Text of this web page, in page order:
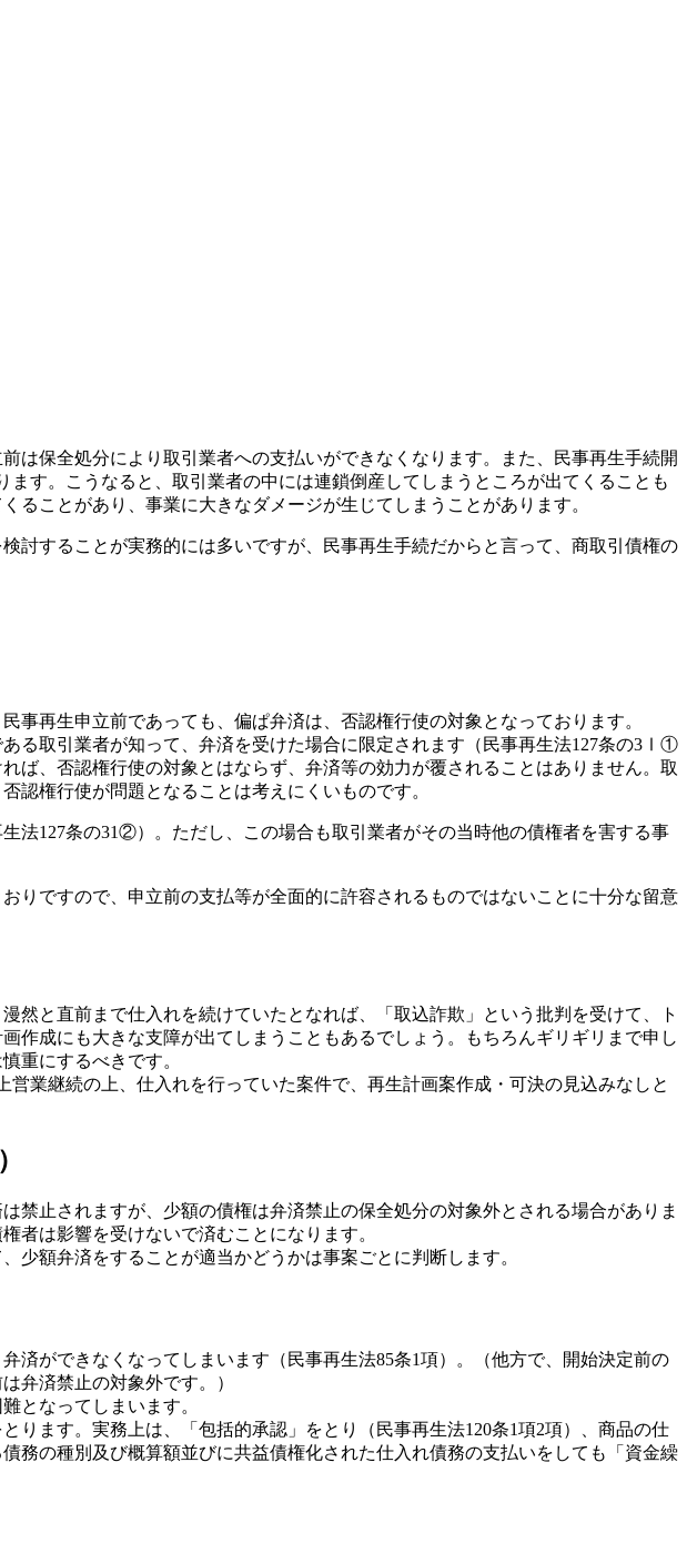
は保全処分により取引業者への支払いができなくなります。また、民事再生手続開
す。こうなると、取引業者の中には連鎖倒産してしまうところが出てくることも
ことがあり、事業に大きなダメージが生じてしまうことがあります。
討することが実務的には多いですが、民事再生手続だからと言って、商取引債権の
再生申立前であっても、偏ぱ弁済は、否認権行使の対象となっております。
る取引業者が知って、弁済を受けた場合に限定されます（民事再生法127条の3Ⅰ①
ば、否認権行使の対象とはならず、弁済等の効力が覆されることはありません。取
認権行使が問題となることは考えにくいものです。
法127条の31②）。ただし、この場合も取引業者がその当時他の債権者を害する事
ですので、申立前の支払等が全面的に許容されるものではないことに十分な留意
と直前まで仕入れを続けていたとなれば、「取込詐欺」という批判を受けて、ト
作成にも大きな支障が出てしまうこともあるでしょう。もちろんギリギリまで申し
重にするべきです。
業継続の上、仕入れを行っていた案件で、再生計画案作成・可決の見込みなしと
止されますが、少額の債権は弁済禁止の保全処分の対象外とされる場合がありま
者は影響を受けないで済むことになります。
額弁済をすることが適当かどうかは事案ごとに判断します。
済ができなくなってしまいます（民事再生法85条1項）。（他方で、開始決定前の
弁済禁止の対象外です。）
となってしまいます。
ます。実務上は、「包括的承認」をとり（民事再生法120条1項2項）、商品の仕
務の種別及び概算額並びに共益債権化された仕入れ債務の支払いをしても「資金繰